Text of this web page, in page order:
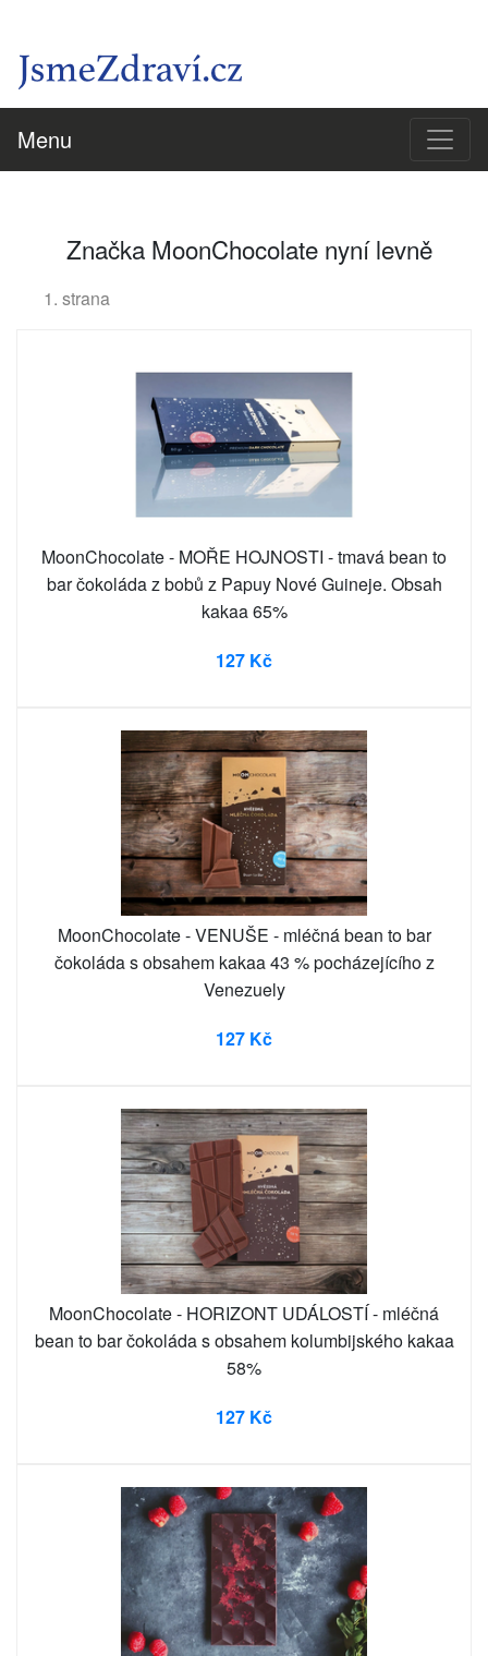
Menu
Značka MoonChocolate nyní levně
1. strana
MoonChocolate - MOŘE HOJNOSTI - tmavá bean to
bar čokoláda z bobů z Papuy Nové Guineje. Obsah
kakaa 65%
127 Kč
MoonChocolate - VENUŠE - mléčná bean to bar
čokoláda s obsahem kakaa 43 % pocházejícího z
Venezuely
127 Kč
MoonChocolate - HORIZONT UDÁLOSTÍ - mléčná
bean to bar čokoláda s obsahem kolumbijského kakaa
58%
127 Kč